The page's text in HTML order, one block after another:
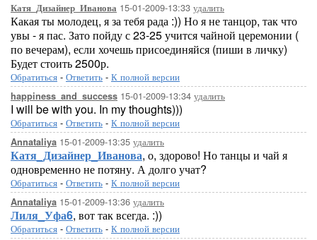
Катя_Дизайнер_Иванова 15-01-2009-13:33 удалить
Какая ты молодец, я за тебя рада :)) Но я не танцор, так что
увы - я пас. Зато пойду с 23-25 учится чайной церемонии (
по вечерам), если хочешь присоединяйся (пиши в личку)
Будет стоить 2500р.
Обратиться - Ответить - К полной версии
happiness_and_success 15-01-2009-13:34 удалить
I will be with you. In my thoughts)))
Обратиться - Ответить - К полной версии
Annataliya 15-01-2009-13:35 удалить
Катя_Дизайнер_Иванова, о, здорово! Но танцы и чай я
одновременно не потяну. А долго учат?
Обратиться - Ответить - К полной версии
Annataliya 15-01-2009-13:36 удалить
Лиля_Уфа6, вот так всегда. :))
Обратиться - Ответить - К полной версии